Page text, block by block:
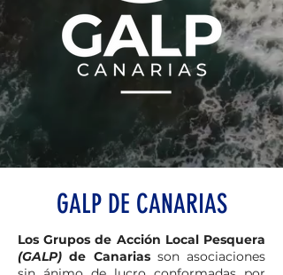
GALP DE CANARIAS
Los Grupos de Acción Local Pesquera
(GALP) de Canariasson asociaciones